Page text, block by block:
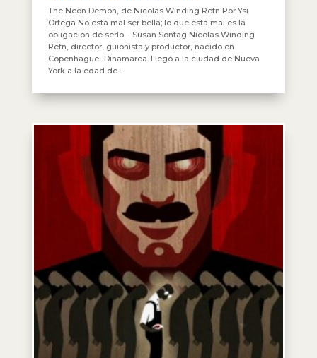
The Neon Demon, de Nicolas Winding Refn Por Ysi
Ortega No está mal ser bella; lo que está mal es la
obligación de serlo. - Susan Sontag Nicolas Winding
Refn, director, guionista y productor, nacido en
Copenhague- Dinamarca. Llegó a la ciudad de Nueva
York a la edad de...